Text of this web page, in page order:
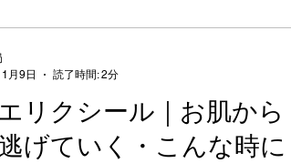
リクシール｜お肌から
げていく・こんな時に
月9日
読了時間: 2分